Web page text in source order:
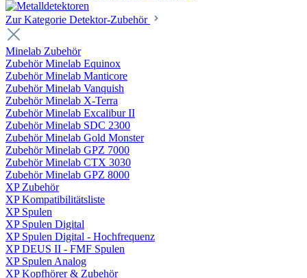
Zur Kategorie Detektor-Zubehör
Minelab Zubehör
Zubehör Minelab Equinox
Zubehör Minelab Manticore
Zubehör Minelab Vanquish
Zubehör Minelab X-Terra
Zubehör Minelab Excalibur II
Zubehör Minelab SDC 2300
Zubehör Minelab Gold Monster
Zubehör Minelab GPZ 7000
Zubehör Minelab CTX 3030
Zubehör Minelab GPZ 8000
XP Zubehör
XP Kompatibilitätsliste
XP Spulen
XP Spulen Digital
XP Spulen Digital - Hochfrequenz
XP DEUS II - FMF Spulen
XP Spulen Analog
XP Kopfhörer & Zubehör